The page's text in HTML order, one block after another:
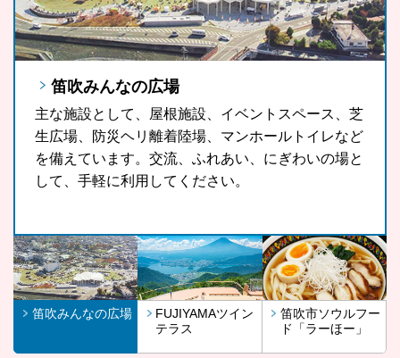
笛吹みんなの広場
主な施設として、屋根施設、イベントスペース、芝
生広場、防災ヘリ離着陸場、マンホールトイレなど
を備えています。交流、ふれあい、にぎわいの場と
して、手軽に利用してください。
FUJIYAMAツインテラス
FUJIYAMAツインテラスは、河口湖や山中湖、世界
文化遺産に登録されている富士山が一望できる眺望
スポットです。
笛吹市ソウルフード「ラーほー」
山梨県の郷土料理である「ほうとう」をもっと気軽
に、もっと多くの観光客の皆さんに、また地域の皆
さんに召し上がっていただきたいという思いから開
発したラーほー。お気に入りの1杯を見つけてみま
笛吹みんなの広場
FUJIYAMAツイン
テラス
笛吹市ソウルフー
ド「ラーほー」